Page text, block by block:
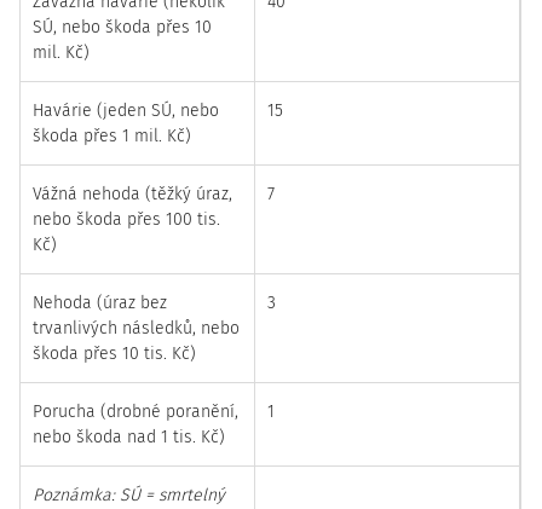
SÚ, nebo škoda přes 10
mil. Kč)
Havárie (jeden SÚ, nebo
škoda přes 1 mil. Kč)
15
Vážná nehoda (těžký úraz,
nebo škoda přes 100 tis.
Kč)
7
Nehoda (úraz bez
trvanlivých následků, nebo
škoda přes 10 tis. Kč)
3
Porucha (drobné poranění,
nebo škoda nad 1 tis. Kč)
1
Poznámka: SÚ = smrtelný